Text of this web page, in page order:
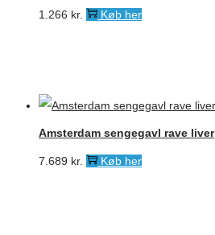
1.266 kr. Køb her
Amsterdam sengegavl rave liver
7.689 kr. Køb her